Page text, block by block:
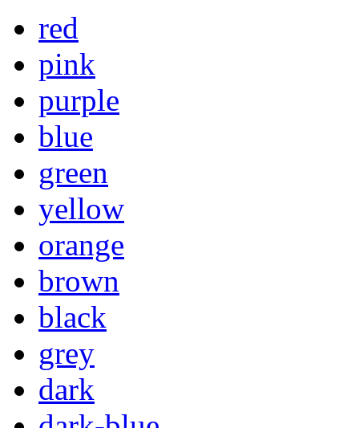
red
pink
purple
blue
green
yellow
orange
brown
black
grey
dark